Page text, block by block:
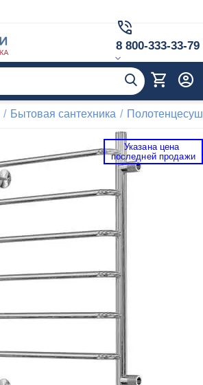
8 800-333-33-79
/ Бытовая сантехника /
Указана цена
последней продажи